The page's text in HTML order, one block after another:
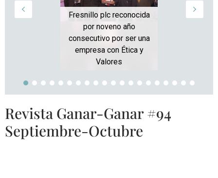
Fresnillo plc reconocida
por noveno año
consecutivo por ser una
empresa con Ética y
Valores
Revista Ganar-Ganar #94
Septiembre-Octubre